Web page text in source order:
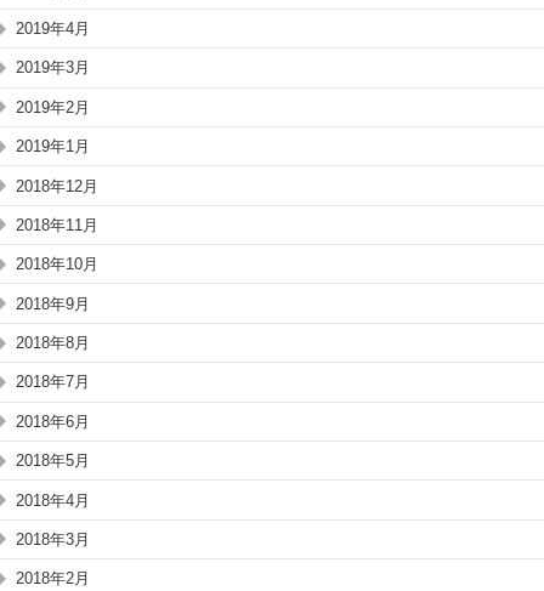
2019年4月
2019年3月
2019年2月
2019年1月
2018年12月
2018年11月
2018年10月
2018年9月
2018年8月
2018年7月
2018年6月
2018年5月
2018年4月
2018年3月
2018年2月